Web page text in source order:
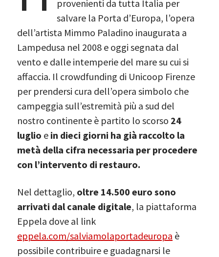
provenienti da tutta Italia per
salvare la Porta d’Europa, l’opera
dell’artista Mimmo Paladino inaugurata a
Lampedusa nel 2008 e oggi segnata dal
vento e dalle intemperie del mare su cui si
affaccia. Il crowdfunding di Unicoop Firenze
per prendersi cura dell’opera simbolo che
campeggia sull’estremità più a sud del
nostro continente è partito lo scorso 24
luglio e in dieci giorni ha già raccolto la
metà della cifra necessaria per procedere
con l’intervento di restauro.
Nel dettaglio, oltre 14.500 euro sono
arrivati dal canale digitale, la piattaforma
Eppela dove al link
eppela.com/salviamolaportadeuropa è
possibile contribuire e guadagnarsi le